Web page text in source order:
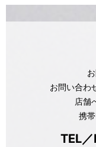
お問い合わ
店舗
携
TEL